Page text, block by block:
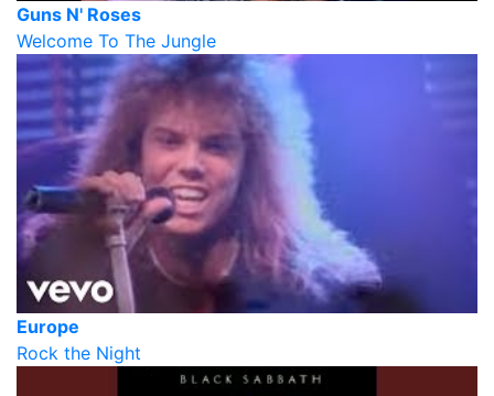
Guns N' Roses
Welcome To The Jungle
Europe
Rock the Night